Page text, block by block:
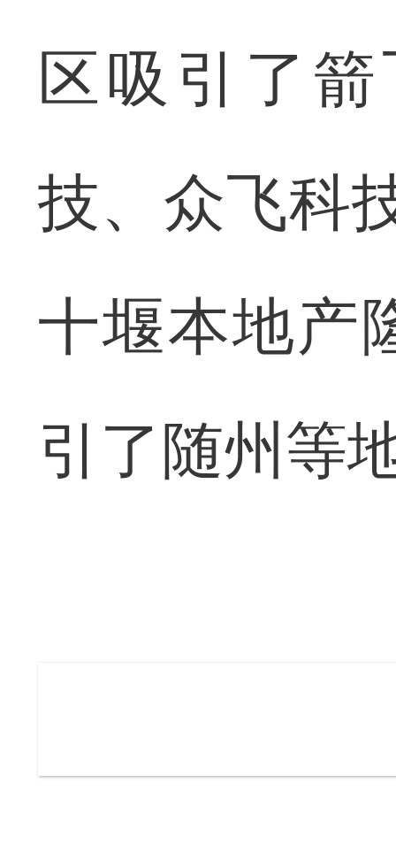
区吸引了
技、众飞科
十堰本地产
引了随州等